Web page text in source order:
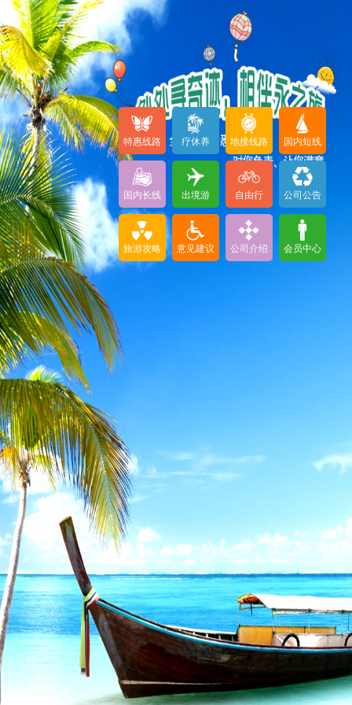
特惠线路 疗休养 地接线路 国内短线
国内长线 出境游 自由行 公司公告
旅游攻略 意见建议 公司介绍 会员中心